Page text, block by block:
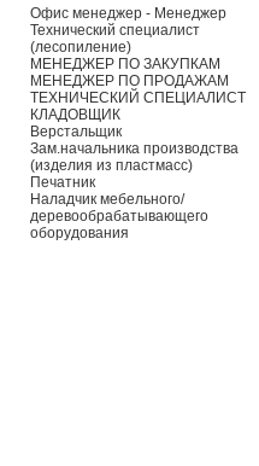
Офис менеджер - Менеджер
Технический специалист
(лесопиление)
МЕНЕДЖЕР ПО ЗАКУПКАМ
МЕНЕДЖЕР ПО ПРОДАЖАМ
ТЕХНИЧЕСКИЙ СПЕЦИАЛИСТ
КЛАДОВЩИК
Верстальщик
Зам.начальника производства
(изделия из пластмасс)
Печатник
Наладчик мебельного/
деревообрабатывающего
оборудования